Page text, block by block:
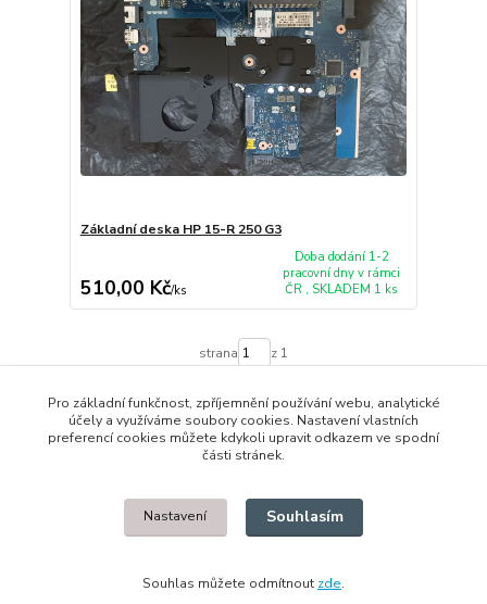
Základní deska HP 15-R 250 G3
510,00 Kč/ks
Doba dodání 1-2
pracovní dny v rámci
ČR , SKLADEM 1 ks
strana z 1
© 2014 - 2025 Díly pro notebooky
Upravit sběr cookies.
Pro základní funkčnost, zpříjemnění používání webu, analytické
účely a využíváme soubory cookies. Nastavení vlastních
preferencí cookies můžete kdykoli upravit odkazem ve spodní
části stránek.
Nastavení Souhlasím
Souhlas můžete odmítnout zde.